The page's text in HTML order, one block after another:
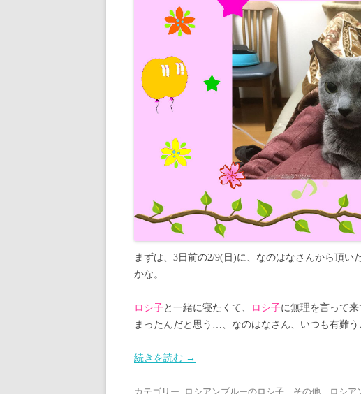
まずは、3日前の2/9(日)に、なのはなさんから頂
かな。
ロシ子と一緒に寝たくて、 ロシ子に無理を言って
まったんだと思う…、なのはなさん、いつも有難う
続きを読む →
カテゴリー: ロシアンブルーのロシ子、その他 ロシア